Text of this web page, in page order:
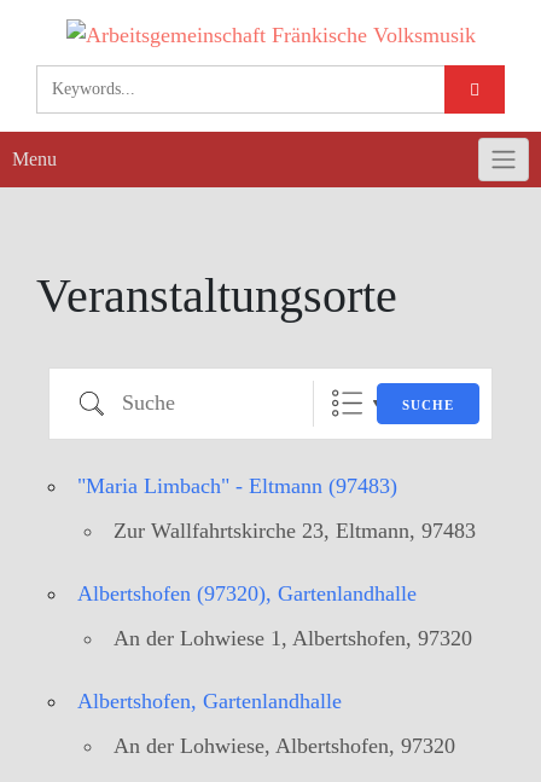
content
Menu
Veranstaltungsorte
Suche SUCHE
"Maria Limbach" - Eltmann (97483)
Zur Wallfahrtskirche 23, Eltmann, 97483
Albertshofen (97320), Gartenlandhalle
An der Lohwiese 1, Albertshofen, 97320
Albertshofen, Gartenlandhalle
An der Lohwiese, Albertshofen, 97320